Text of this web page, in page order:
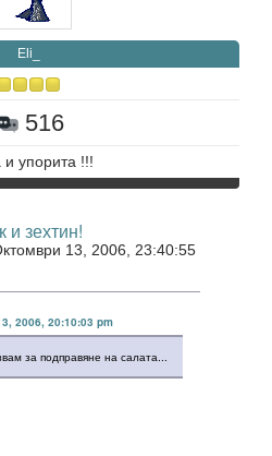
Eli_
516
упорита !!!
и зехтин!
13, 2006, 23:40:55
2006, 20:10:03 pm
за подправяне на салата...